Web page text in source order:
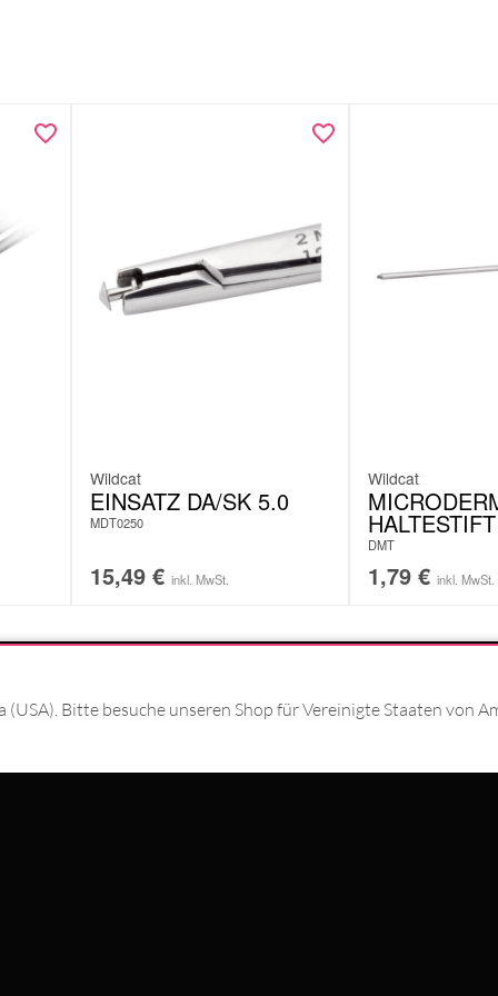
Wildcat
EINSATZ DA/SK 5.0
MDT0250
15,49 € inkl. MwSt.
Wildcat
HALTESTIFT
DMT
1,79 € inkl. MwSt.
MIT
QUALITÄT
Bitte besuche unseren Shop für Vereinigte Staaten von